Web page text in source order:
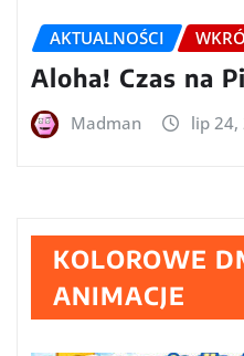
AKTUALNOŚCI
Aloha! Czas na
Madman lip 24,
KOLOROWE
ANIMACJE